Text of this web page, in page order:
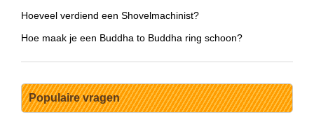
Hoeveel verdiend een Shovelmachinist?
Hoe maak je een Buddha to Buddha ring schoon?
Populaire vragen